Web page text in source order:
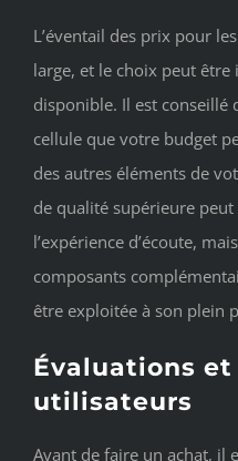
L’éventail des prix pour
large, et le choix peut
disponible. Il est conseillé
cellule que votre budget
des autres éléments de
de qualité supérieure
l’expérience d’écoute,
composants
être exploitée à son plein
Évaluations et
utilisateurs
Avant de faire un achat, il